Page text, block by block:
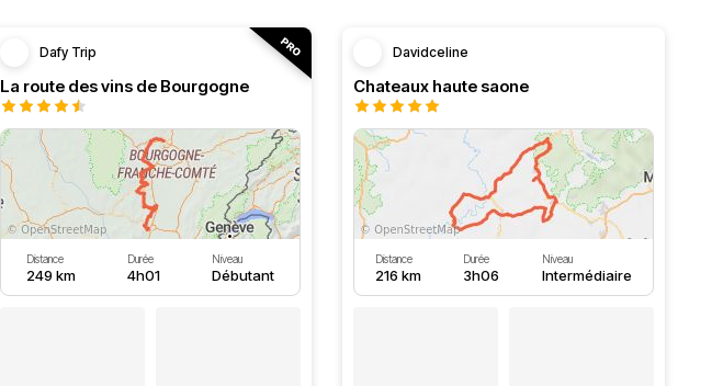
Dafy Trip
La route des vins de Bourgogne
Distance
249 km
Durée
4h01
Niveau
Débutant
Davidceline
Chateaux haute saone
Distance
216 km
Durée
3h06
Niveau
Intermédiaire